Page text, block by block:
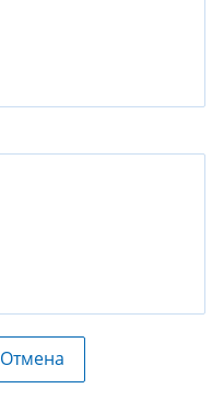
Отмена